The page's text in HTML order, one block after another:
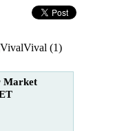
Vival (1)
Market